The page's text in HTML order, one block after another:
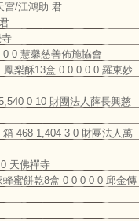
宮/江鴻助 君
0 慧馨慈善佈施協會
鳳梨酥13盒 0 0 0 0 0 羅東妙
0 10 財團法人薛長興慈
468 1,404 3 0 財團法人萬
天佛禪寺
蜜餅乾8盒 0 0 0 0 0 邱金傳